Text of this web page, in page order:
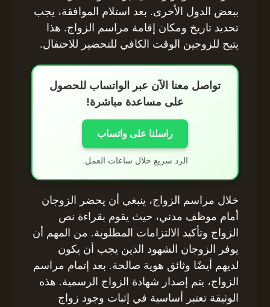
ببعض الدول الأخرى. بعد استلام الموافقة، يجب
تحديد تاريخ ومكان إقامة مراسم الزواج. هذا
يتيح للزوجين الوقت الكافي للتحضير للاحتفال.
تواصل معنا الآن عبر الواتساب للحصول
على مساعدة مباشرة!
راسلنا على واتساب
الرد سريع خلال ساعات العمل.
خلال مراسم الزواج، ينبغي أن يحضر الزوجان
أمام موظف مدني، حيث يقوم بقراءة نص
الزواج وتأكيد الالتزامات المطلوبة. من المهم أن
يوفر الزوجان الشهود الذين يجب أن يكون
لديهم أيضًا وثائق هوية صالحة. بعد إتمام مراسم
الزواج، يتم إصدار شهادة الزواج الرسمية. هذه
الوثيقة تعتبر أساسية في إثبات وجود زواج